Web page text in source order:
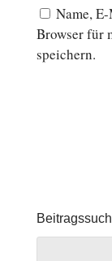
Name,
Browser für
speichern.